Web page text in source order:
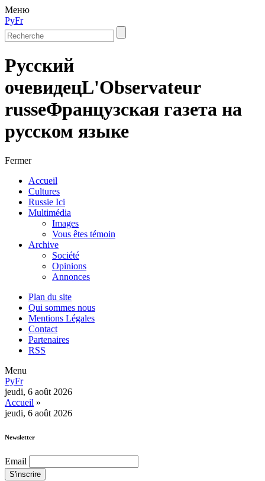
Меню
РуFr
Русский
очевидецL'Observateur
russeФранцузская газета на
русском языке
Fermer
Accueil
Cultures
Russie Ici
Multimédia
Images
Vous êtes témoin
Archive
Société
Opinions
Annonces
Plan du site
Qui sommes nous
Mentions Légales
Contact
Partenaires
RSS
Menu
РуFr
jeudi, 6 août 2026
Accueil »
jeudi, 6 août 2026
Newsletter
Email